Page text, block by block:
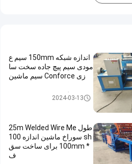
اندازه شبکه 150mm سیم ع
مودی سیم پیچ جاده سخت سا
زی Conforce سیم ماشین
دستگاه مش جوش داده شده
2024-03-13
طول 25m Welded Wire Me
sh سوراخ ماشین اندازه 100
* 100mm برای ساخت سق
ف